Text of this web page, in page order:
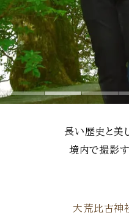
長い歴史と美
境内で撮影
大荒比古神